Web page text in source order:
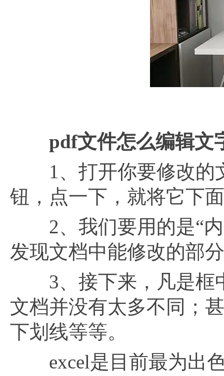
pdf文件怎么编辑文
1、打开你要修改的文
钮，点一下，就将它下
2、我们要用的是“内
发现文档中能修改的部
3、接下来，凡是框
文档并没有太多不同；
下划线等等。
excel是目前最为出色